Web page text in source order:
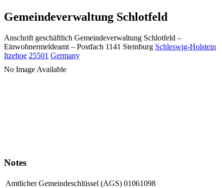
Gemeindeverwaltung Schlotfeld
Anschrift geschäftlich Gemeindeverwaltung Schlotfeld –
Einwohnermeldeamt – Postfach 1141 Steinburg Schleswig-Holstein
Itzehoe 25501 Germany
No Image Available
Notes
Amtlicher Gemeindeschlüssel (AGS) 01061098